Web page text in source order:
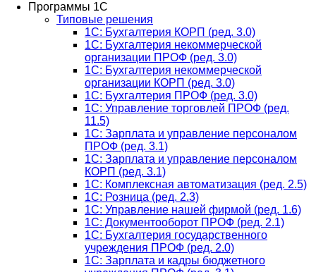
Программы 1С
Типовые решения
1C: Бухгалтерия КОРП (ред. 3.0)
1С: Бухгалтерия некоммерческой
организации ПРОФ (ред. 3.0)
1С: Бухгалтерия некоммерческой
организации КОРП (ред. 3.0)
1C: Бухгалтерия ПРОФ (ред. 3.0)
1C: Управление торговлей ПРОФ (ред.
11.5)
1C: Зарплата и управление персоналом
ПРОФ (ред. 3.1)
1C: Зарплата и управление персоналом
КОРП (ред. 3.1)
1C: Комплексная автоматизация (ред. 2.5)
1С: Розница (ред. 2.3)
1С: Управление нашей фирмой (ред. 1.6)
1С: Документооборот ПРОФ (ред. 2.1)
1C: Бухгалтерия государственного
учреждения ПРОФ (ред. 2.0)
1C: Зарплата и кадры бюджетного